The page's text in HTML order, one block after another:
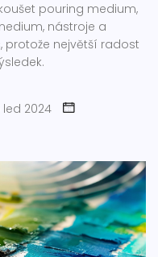
pouring medium,
nástroje a
protože největší radost
led 2024